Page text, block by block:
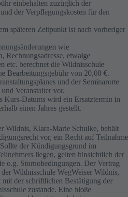
einbehalten zuzüglich der
der Verpflegungskosten für den
späteren Zeitpunkt ist nach vorheriger
wie
Rechnungsadresse, etwaige
etc. berechnet die Wildnisschule
Bearbeitungsgebühr von 20,00 €.
und der Seminarorte
Veranstalter vor.
Kurs-Datums wird ein Ersatztermin in
einen Jahres gestellt.
Wildnis, Klara-Marie Schulke, behält
vor, ein Recht auf Teilnahme
der Kündigungsgrund im
liegen, gelten hinsichtlich der
o.g. Stornobedingungen. Der Vertrag
Wildnisschule WegWeiser Wildnis,
der schriftlichen Bestätigung der
zustande. Eine bloße